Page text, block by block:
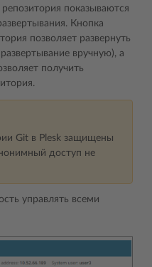
показываются
Кнопка
позволяет развернуть
вручную), а
получить
Git в Plesk защищены
доступ не
управлять всеми